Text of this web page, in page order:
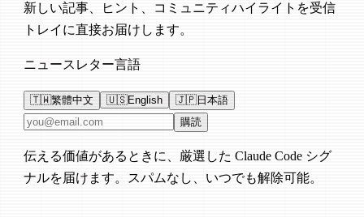
新しい記事、ヒント、コミュニティハイライトを受信
トレイに直接お届けします。
ニュースレター言語
🇹🇼繁體中文 🇺🇸English 🇯🇵日本語
メールアドレス 購読
伝える価値があるときに、厳選した Claude Code シグ
ナルを届けます。スパムなし、いつでも解除可能。